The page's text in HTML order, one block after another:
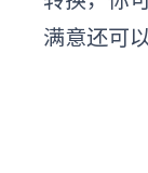
满意还可